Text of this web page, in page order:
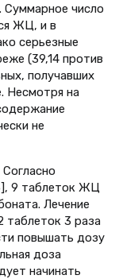
Суммарное число
ЖЦ, и в
серьезные
(39,14 против
получавших
Несмотря на
не
9 таблеток ЖЦ
Лечение
таблеток 3 раза
повышать дозу
доза
начинать